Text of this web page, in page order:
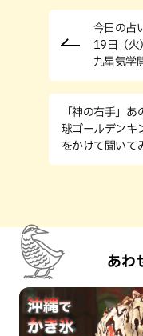
今日の占
19日（火
九星気学
「神の右手」
球ゴールデンキ
をかけて聞いて
あわ